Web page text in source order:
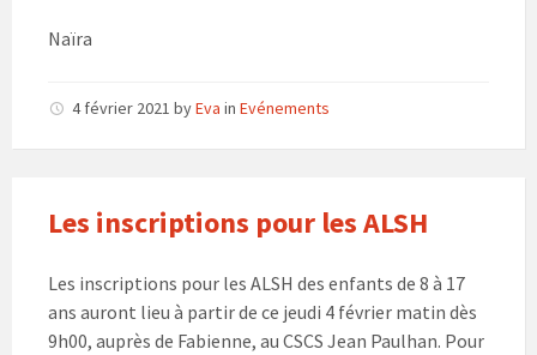
Naïra
4 février 2021 byEva in Evénements
Les inscriptions pour les ALSH
Les inscriptions pour les ALSH des enfants de 8 à 17
ans auront lieu à partir de ce jeudi 4 février matin dès
9h00, auprès de Fabienne, au CSCS Jean Paulhan. Pour